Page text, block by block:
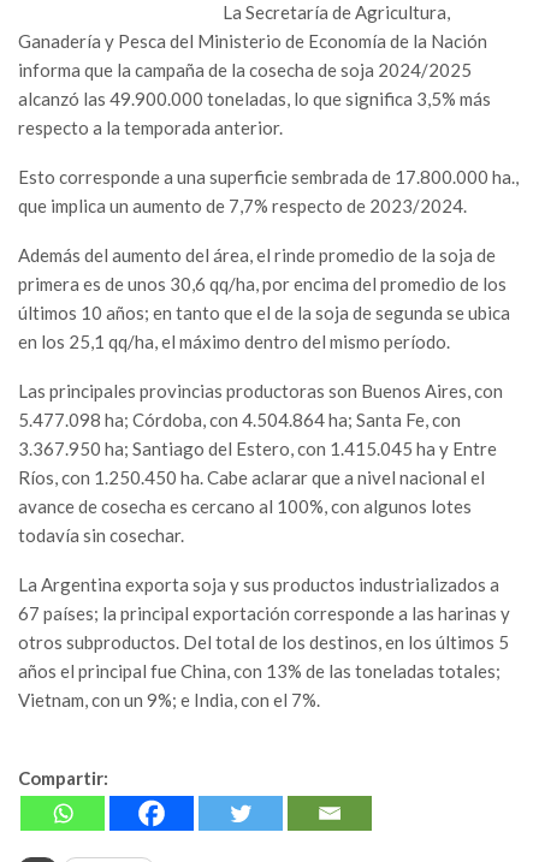
La Secretaría de Agricultura,
Ganadería y Pesca del Ministerio de Economía de la Nación
informa que la campaña de la cosecha de soja 2024/2025
alcanzó las 49.900.000 toneladas, lo que significa 3,5% más
respecto a la temporada anterior.
Esto corresponde a una superficie sembrada de 17.800.000 ha.,
que implica un aumento de 7,7% respecto de 2023/2024.
Además del aumento del área, el rinde promedio de la soja de
primera es de unos 30,6 qq/ha, por encima del promedio de los
últimos 10 años; en tanto que el de la soja de segunda se ubica
en los 25,1 qq/ha, el máximo dentro del mismo período.
Las principales provincias productoras son Buenos Aires, con
5.477.098 ha; Córdoba, con 4.504.864 ha; Santa Fe, con
3.367.950 ha; Santiago del Estero, con 1.415.045 ha y Entre
Ríos, con 1.250.450 ha. Cabe aclarar que a nivel nacional el
avance de cosecha es cercano al 100%, con algunos lotes
todavía sin cosechar.
La Argentina exporta soja y sus productos industrializados a
67 países; la principal exportación corresponde a las harinas y
otros subproductos. Del total de los destinos, en los últimos 5
años el principal fue China, con 13% de las toneladas totales;
Vietnam, con un 9%; e India, con el 7%.
Compartir: